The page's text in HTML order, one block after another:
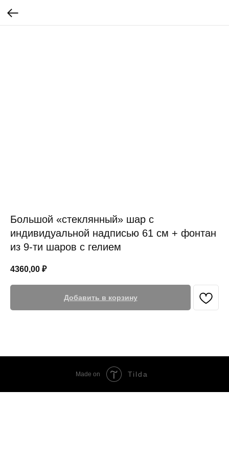
Большой «стеклянный» шар с
индивидуальной надписью 61 см + фонтан
из 9-ти шаров с гелием
4360,00 ₽
Добавить в корзину
Made on Tilda